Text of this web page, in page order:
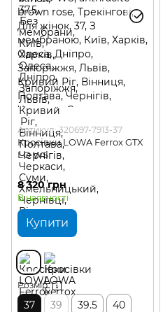
Артикул: 320697-7913-37
Кросівки LOWA Ferrox GTX
LO WS
8 320 грн
В наявності
Купити
Розмір
37 39 39.5
40